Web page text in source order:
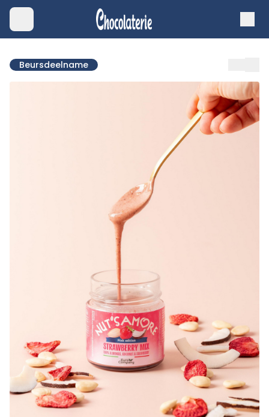
Beursdeelname